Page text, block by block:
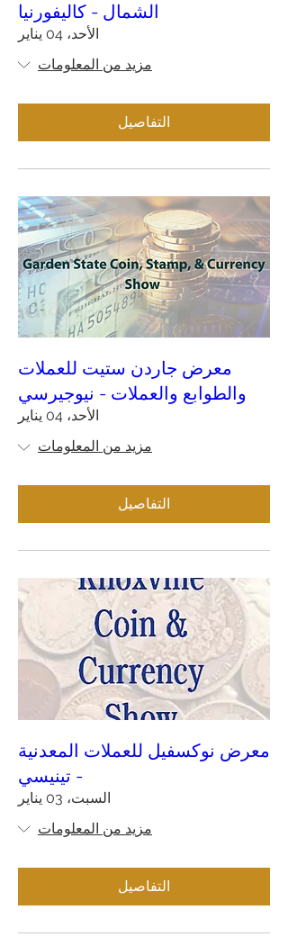
الشمال - كاليفورنيا
الأحد، 04 يناير
مزيد من المعلومات
التفاصيل
معرض جاردن ستيت للعملات
والطوابع والعملات - نيوجيرسي
الأحد، 04 يناير
مزيد من المعلومات
التفاصيل
معرض نوكسفيل للعملات المعدنية
- تينيسي
السبت، 03 يناير
مزيد من المعلومات
التفاصيل